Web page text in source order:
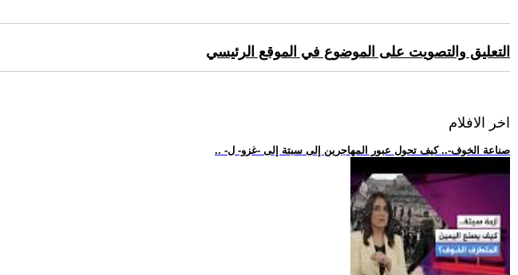
التعليق والتصويت على الموضوع في الموقع الرئيسي
اخر الافلام
.. -صناعة الخوف-.. كيف تحول عبور المهاجرين إلى سبتة إلى -غزو- ل